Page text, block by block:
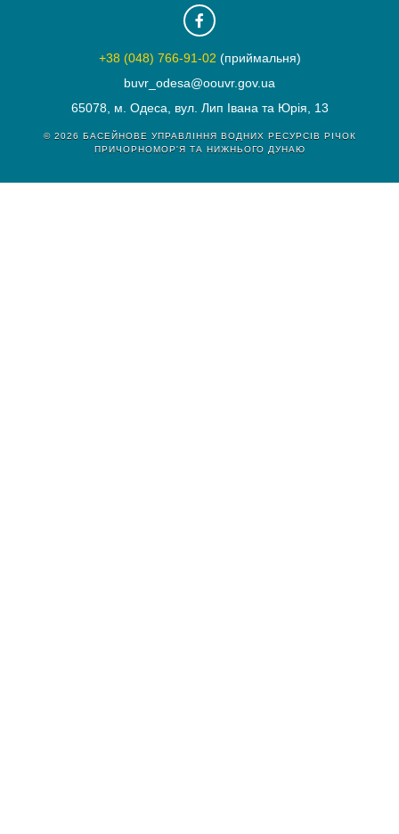
+38 (048) 766-91-02 (приймальня)
buvr_odesa@oouvr.gov.ua
65078, м. Одеса, вул. Лип Івана та Юрія, 13
© 2026 БАСЕЙНОВЕ УПРАВЛІННЯ ВОДНИХ РЕСУРСІВ РІЧОК
ПРИЧОРНОМОР'Я ТА НИЖНЬОГО ДУНАЮ